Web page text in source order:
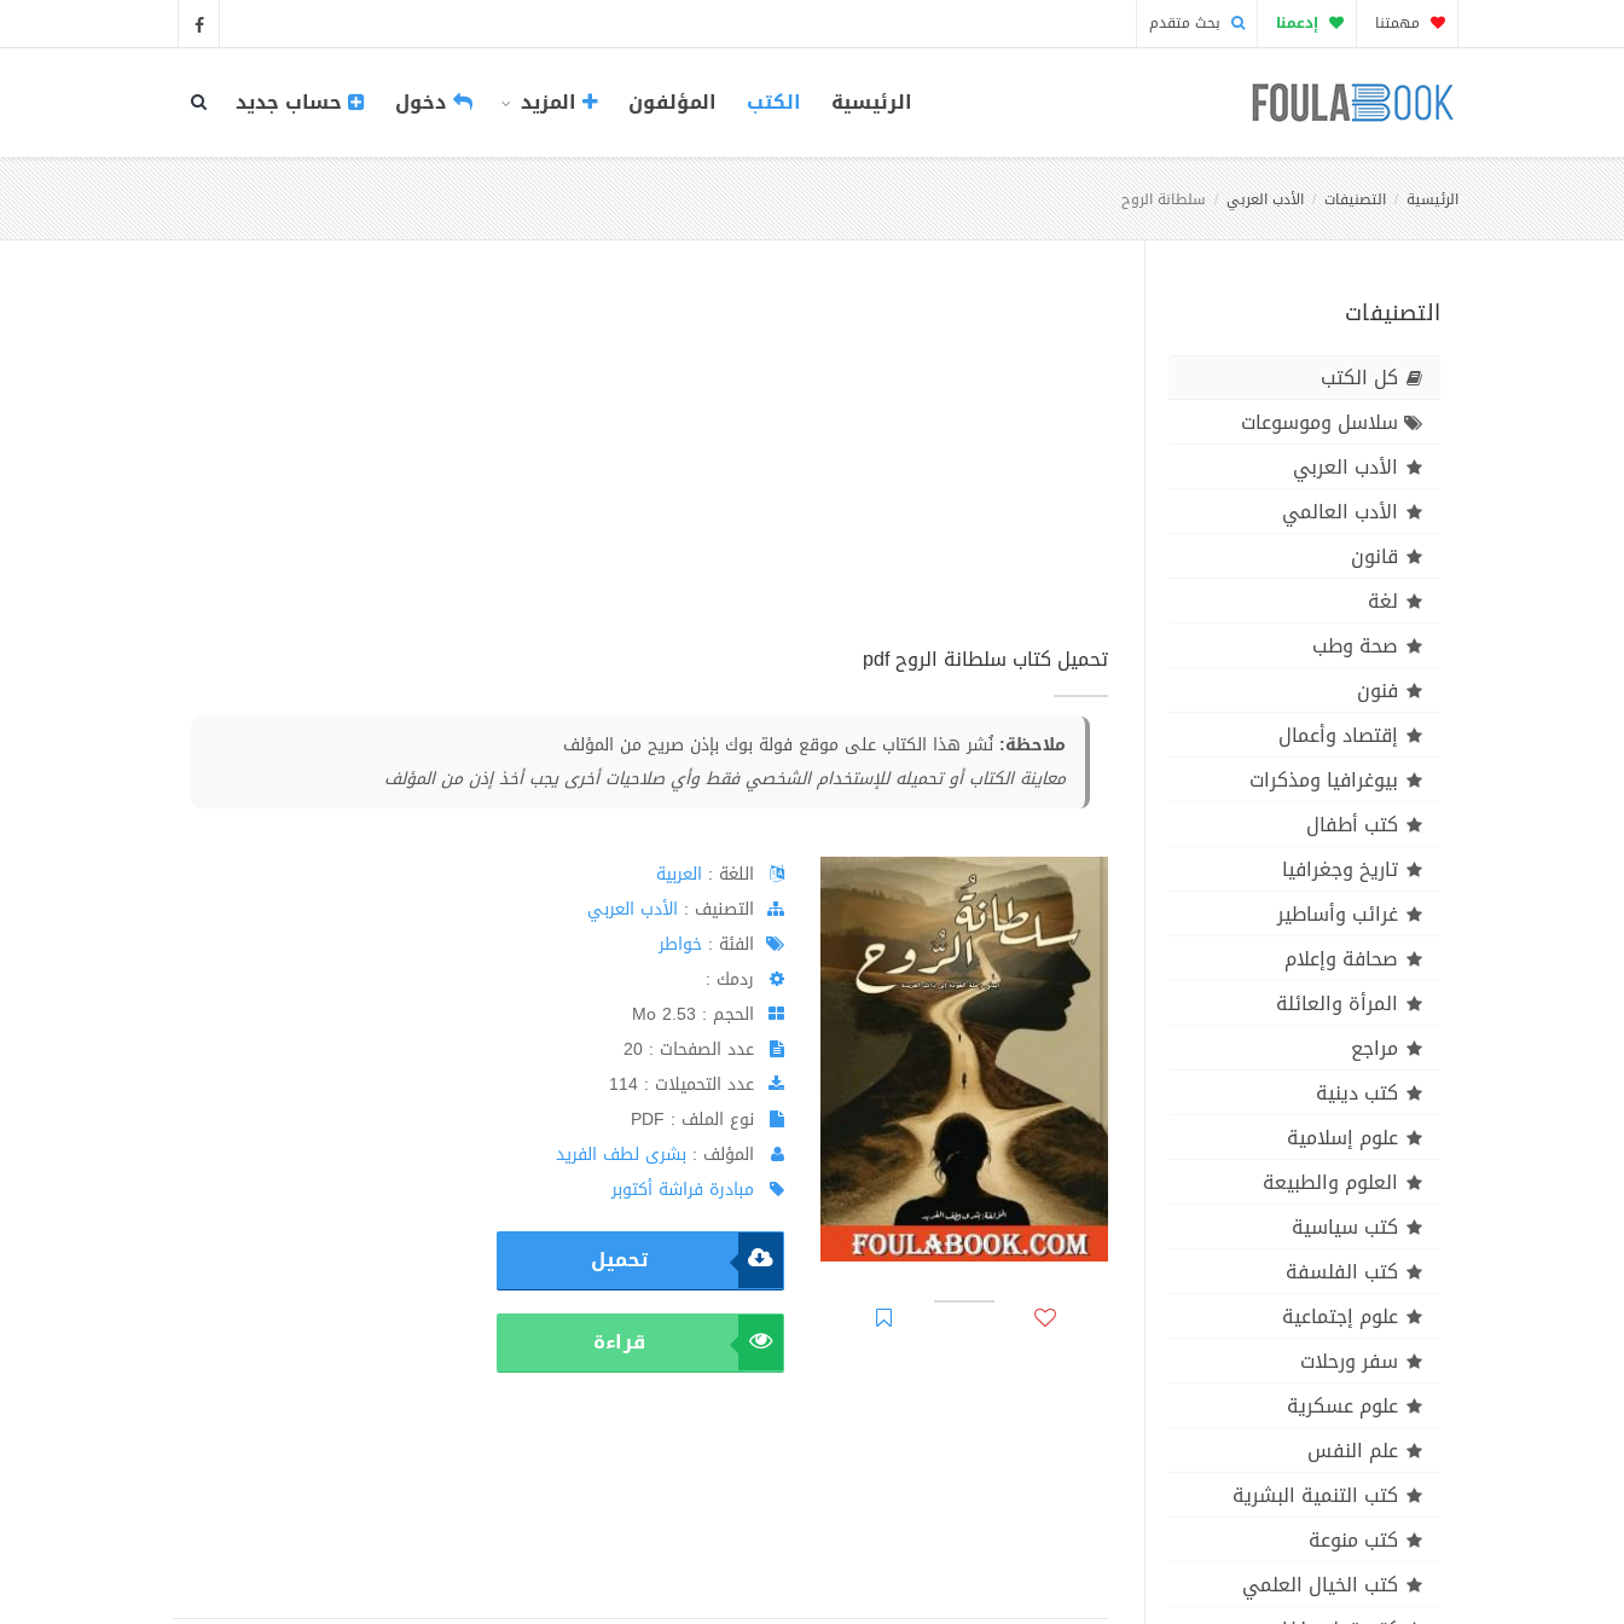
مهمتنا إدعمنا بحث متقدم
الرئيسية الكتب المؤلفون المزيد دخول حساب جديد
الرئيسية التصنيفات الأدب العربي سلطانة الروح
التصنيفات
كل الكتب
سلاسل وموسوعات
الأدب العربي
الأدب العالمي
قانون
لغة
صحة وطب
فنون
إقتصاد وأعمال
بيوغرافيا ومذكرات
كتب أطفال
تاريخ وجغرافيا
غرائب وأساطير
صحافة وإعلام
المرأة والعائلة
مراجع
كتب دينية
علوم إسلامية
العلوم والطبيعة
كتب سياسية
كتب الفلسفة
علوم إجتماعية
سفر ورحلات
علوم عسكرية
علم النفس
كتب التنمية البشرية
كتب منوعة
كتب الخيال العلمي
تحميل كتاب سلطانة الروح pdf
ملاحظة: نُشر هذا الكتاب على موقع فولة بوك بإذن صريح من المؤلف
معاينة الكتاب أو تحميله للإستخدام الشخصي فقط وأي صلاحيات أخرى يجب أخذ إذن من المؤلف
اللغة : العربية
اﻟﺘﺼﻨﻴﻒ : الأدب العربي
الفئة : خواطر
ردمك :
الحجم : 2.53 Mo
عدد الصفحات : 20
عدد التحميلات : 114
نوع الملف : PDF
المؤلف : بشرى لطف الفريد
مبادرة فراشة أكتوبر
تحميل
قراءة